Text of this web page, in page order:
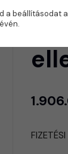
a beállításodat